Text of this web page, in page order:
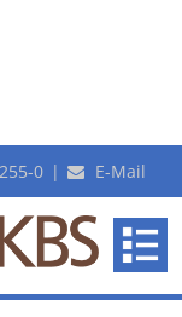
0 | E-Mail
PTF-SUB3